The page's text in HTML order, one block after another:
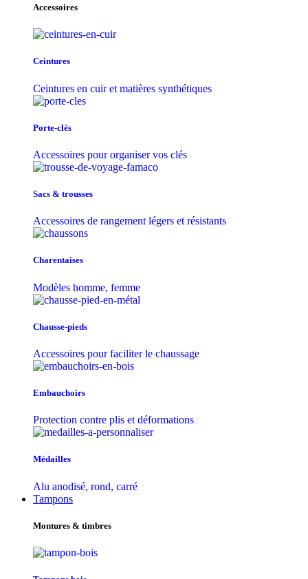
Accessoires
Ceintures
Ceintures en cuir et matières synthétiques
Porte-clés
Accessoires pour organiser vos clés
Sacs & trousse​s
Accessoires de rangement légers et résistants
Charentaises
Modèles homme, femme
Chausse-pieds
Accessoires pour faciliter le chaussage
Embauchoirs
Protection contre plis et déformations
Médailles
Alu anodisé, rond, carré
Tampons
Montures & timbres